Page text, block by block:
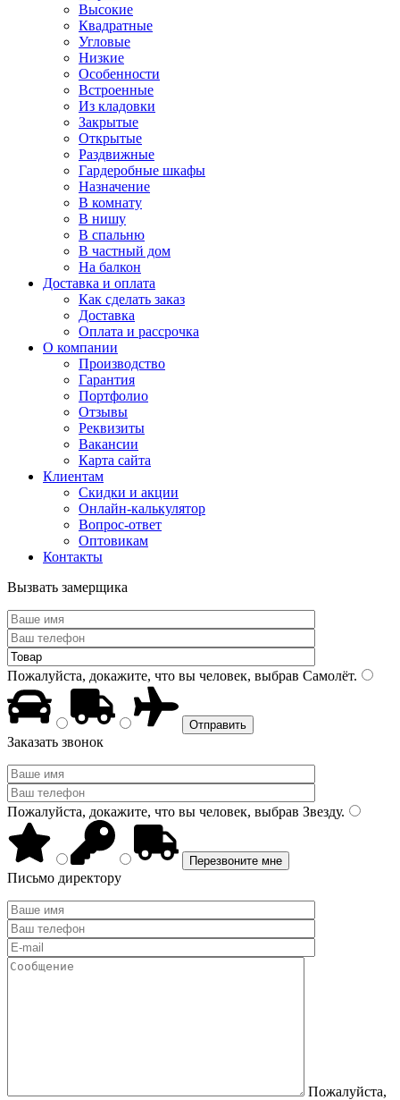
Высокие
Квадратные
Угловые
Низкие
Особенности
Встроенные
Из кладовки
Закрытые
Открытые
Раздвижные
Гардеробные шкафы
Назначение
В комнату
В нишу
В спальню
В частный дом
На балкон
Доставка и оплата
Как сделать заказ
Доставка
Оплата и рассрочка
О компании
Производство
Гарантия
Портфолио
Отзывы
Реквизиты
Вакансии
Карта сайта
Клиентам
Скидки и акции
Онлайн-калькулятор
Вопрос-ответ
Оптовикам
Контакты
Вызвать замерщика
Пожалуйста, докажите, что вы человек, выбрав Самолёт.
Заказать звонок
Пожалуйста, докажите, что вы человек, выбрав Звезду.
Письмо директору
Пожалуйста,